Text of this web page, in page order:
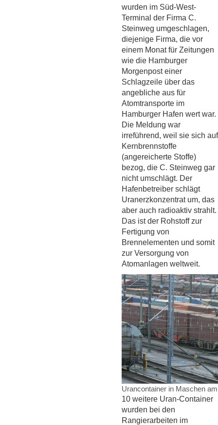
wurden im Süd-West-
Terminal der Firma C.
Steinweg umgeschlagen,
diejenige Firma, die vor
einem Monat für Zeitungen
wie die Hamburger
Morgenpost einer
Schlagzeile über das
angebliche aus für
Atomtransporte im
Hamburger Hafen wert war.
Die Meldung war
irreführend, weil sie sich auf
Kernbrennstoffe
(angereicherte Stoffe)
bezog, die C. Steinweg gar
nicht umschlägt. Der
Hafenbetreiber schlägt
Uranerzkonzentrat um, das
aber auch radioaktiv strahlt.
Das ist der Rohstoff zur
Fertigung von
Brennelementen und somit
zur Versorgung von
Atomanlagen weltweit.
Urancontainer in Maschen
10 weitere Uran-Container
wurden bei den
Rangierarbeiten im